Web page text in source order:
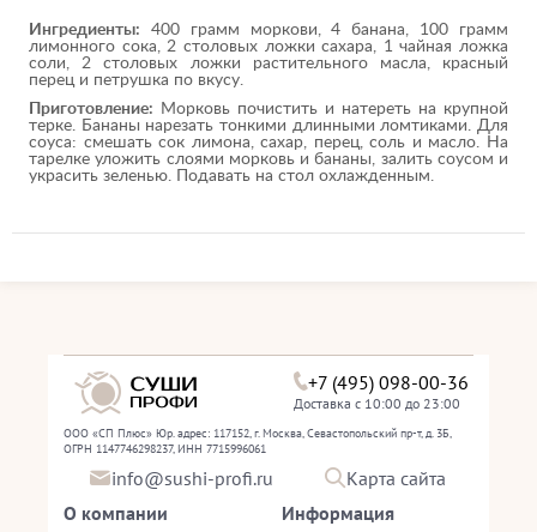
Ингредиенты: 400 грамм моркови, 4 банана, 100 грамм
лимонного сока, 2 столовых ложки сахара, 1 чайная ложка
соли, 2 столовых ложки растительного масла, красный
перец и петрушка по вкусу.
Приготовление: Морковь почистить и натереть на крупной
терке. Бананы нарезать тонкими длинными ломтиками. Для
соуса: смешать сок лимона, сахар, перец, соль и масло. На
тарелке уложить слоями морковь и бананы, залить соусом и
украсить зеленью. Подавать на стол охлажденным.
+7 (495) 098-00-36
Доставка с 10:00 до 23:00
ООО «СП Плюс» Юр. адрес: 117152, г. Москва, Севастопольский пр-т, д. 3Б,
ОГРН 1147746298237, ИНН 7715996061
info@sushi-profi.ru
Карта сайта
О компании
Информация